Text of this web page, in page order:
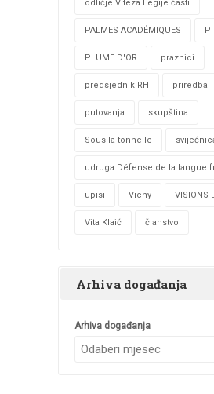
odličje Viteza Legije časti
PALMES ACADÉMIQUES
PLUME D'OR praznici
predsjednik RH priredba
putovanja skupština
Sous la tonnelle
udruga Défense de la langue
upisi Vichy VISIONS
Vita Klaić članstvo
Arhiva događanja
Arhiva događanja